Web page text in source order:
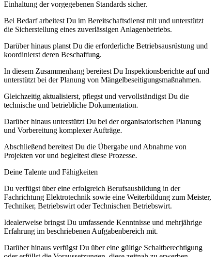
Einhaltung der vorgegebenen Standards sicher.
Bei Bedarf arbeitest Du im Bereitschaftsdienst mit und unterstützt
die Sicherstellung eines zuverlässigen Anlagenbetriebs.
Darüber hinaus planst Du die erforderliche Betriebsausrüstung und
koordinierst deren Beschaffung.
In diesem Zusammenhang bereitest Du Inspektionsberichte auf und
unterstützt bei der Planung von Mängelbeseitigungsmaßnahmen.
Gleichzeitig aktualisierst, pflegst und vervollständigst Du die
technische und betriebliche Dokumentation.
Darüber hinaus unterstützt Du bei der organisatorischen Planung
und Vorbereitung komplexer Aufträge.
Abschließend bereitest Du die Übergabe und Abnahme von
Projekten vor und begleitest diese Prozesse.
Deine Talente und Fähigkeiten
Du verfügst über eine erfolgreich Berufsausbildung in der
Fachrichtung Elektrotechnik sowie eine Weiterbildung zum Meister,
Techniker, Betriebswirt oder Technischen Betriebswirt.
Idealerweise bringst Du umfassende Kenntnisse und mehrjährige
Erfahrung im beschriebenen Aufgabenbereich mit.
Darüber hinaus verfügst Du über eine gültige Schaltberechtigung